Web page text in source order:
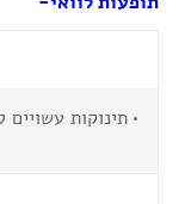
• תינוקות